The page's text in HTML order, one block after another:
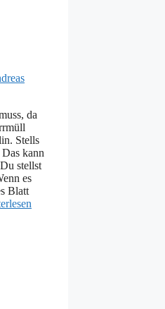
da
Stells
kann
stellst
es
Blatt